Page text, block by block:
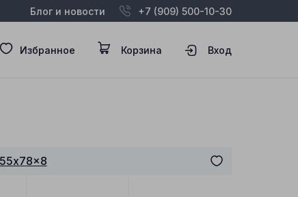
Блог и новости +7 (909) 500-10-30
Избранное Корзина Вход